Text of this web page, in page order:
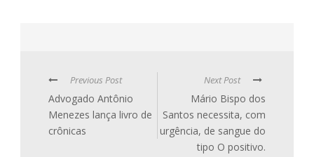
Previous Post
Advogado Antônio
Menezes lança livro de
crônicas
Next Post
Mário Bispo dos
Santos necessita, com
urgência, de sangue do
tipo O positivo.